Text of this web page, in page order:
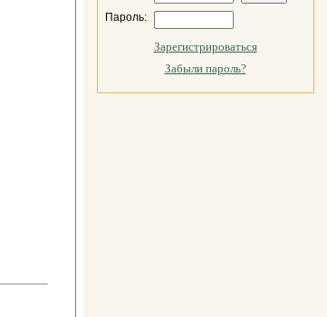
Пароль:
Зарегистрироваться
Забыли пароль?